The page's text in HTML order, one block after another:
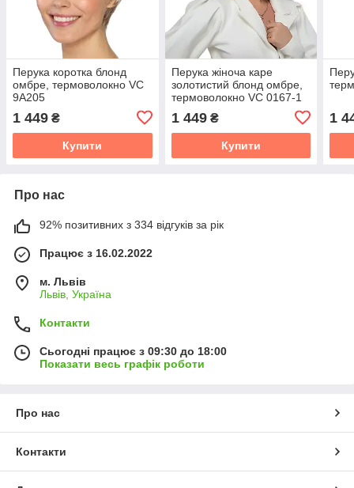
Перука коротка блонд
омбре, термоволокно VC
9A205
1 449 ₴
Купити
Перука жіноча каре
золотистий блонд омбре,
термоволокно VC 0167-1
1 449₴
Купити
1
Про нас
92% позитивних з 334 відгуків за рік
Працює з 16.02.2022
м. Львів
Львів, Україна
Контакти
Сьогодні працює з 09:30 до 18:00
Показати весь графік роботи
Про нас
Контакти